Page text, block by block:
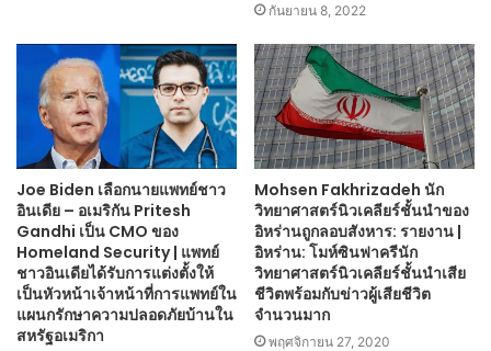
กันยายน 8, 2022
Joe Biden เลือกนายแพทย์ชาว
อินเดีย – อเมริกัน Pritesh
Gandhi เป็น CMO ของ
Homeland Security | แพทย์
ชาวอินเดียได้รับการแต่งตั้งให้
เป็นหัวหน้าเจ้าหน้าที่การแพทย์ใน
แผนกรักษาความปลอดภัยบ้านใน
สหรัฐอเมริกา
Mohsen Fakhrizadeh นัก
วิทยาศาสตร์นิวเคลียร์ชั้นนำของ
อิหร่านถูกลอบสังหาร: รายงาน |
อิหร่าน: โมห์ซินฟาครีนัก
วิทยาศาสตร์นิวเคลียร์ชั้นนำเสีย
ชีวิตพร้อมกับข่าวผู้เสียชีวิต
จำนวนมาก
พฤศจิกายน 27, 2020